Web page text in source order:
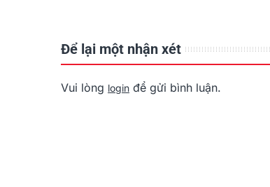
Để lại một nhận xét
Vui lòng login để gửi bình luận.